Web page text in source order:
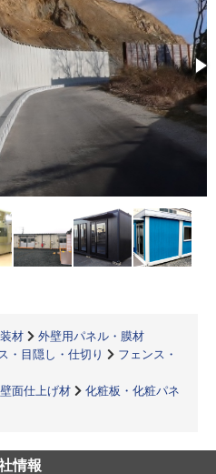
材
外壁用パネル・膜材
・目隠し・仕切り
フェンス・
面仕上げ材
化粧板・化粧パネ
情報